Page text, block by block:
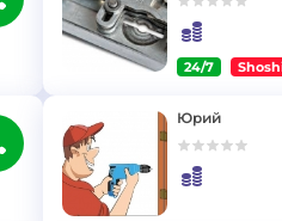
24/7
Юрий